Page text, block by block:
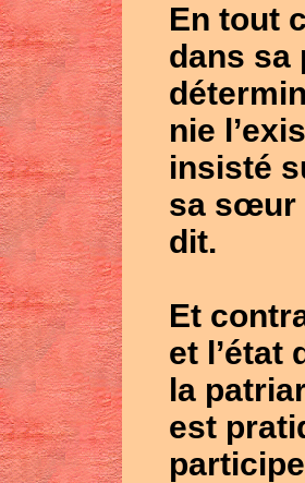
En tout
dans sa
nie
insisté
sa sœur
dit.
Et
et l’état
la
est